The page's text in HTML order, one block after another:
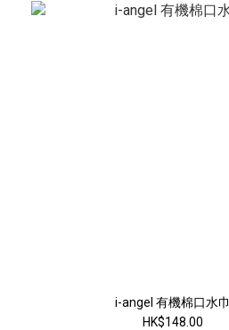
i-angel 有機棉口水巾
HK$148.00